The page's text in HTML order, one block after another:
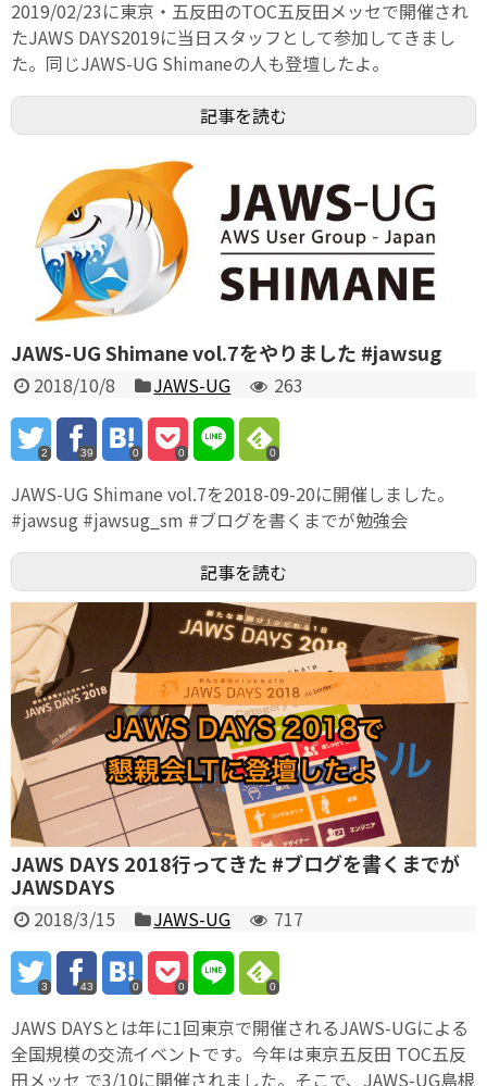
2019/02/23に東京・五反田のTOC五反田メッセで開催され
たJAWS DAYS2019に当日スタッフとして参加してきまし
た。同じJAWS-UG Shimaneの人も登壇したよ。
記事を読む
JAWS-UG Shimane vol.7をやりました #jawsug
2018/10/8 JAWS-UG 263
2 39 0 0 0
JAWS-UG Shimane vol.7を2018-09-20に開催しました。
#jawsug #jawsug_sm #ブログを書くまでが勉強会
記事を読む
JAWS DAYS 2018行ってきた #ブログを書くまでが
JAWSDAYS
2018/3/15 JAWS-UG 717
3 43 0 0 0
JAWS DAYSとは年に1回東京で開催されるJAWS-UGによる
全国規模の交流イベントです。今年は東京五反田 TOC五反
田メッセ で3/10に開催されました。そこで、JAWS-UG島根